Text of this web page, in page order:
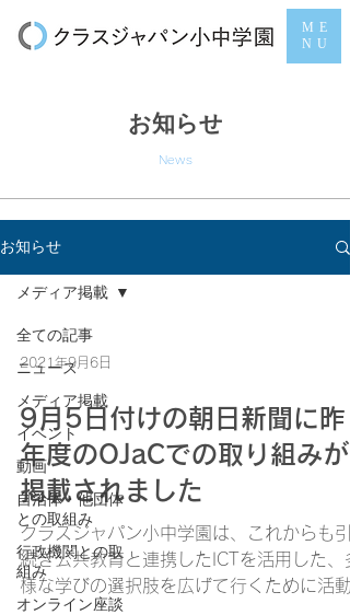
ME
NU
お知らせ
News
お知らせ
全ての記事
ニュース
メディア掲載
イベント
動画
自治体・他団体
との取組み
行政機関との取
組み
オンライン座談
メディア掲載
2021年9月6日
9月5日付けの朝日新聞に昨
年度のOJaCでの取り組みが
掲載されました
クラスジャパン小中学園は、これからも引
続き公共教育と連携したICTを活用した、
様な学びの選択肢を広げて行くために活動